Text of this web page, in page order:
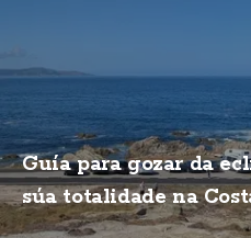
Guía para gozar da
súa totalidade na